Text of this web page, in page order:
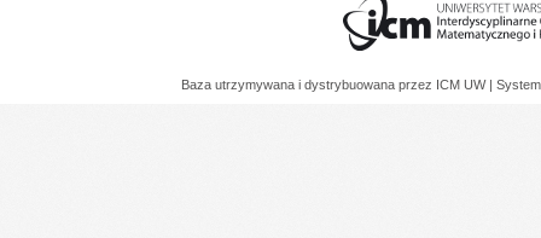
Baza utrzymywana i dystrybuowana przez ICM UW |